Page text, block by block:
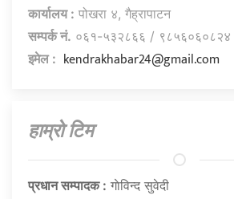
कार्यालय : पोखरा ४, गैह्रापाटन
सम्पर्क नं. ०६१-५३२८६६ / ९८५६०६०८२४
इमेल : kendrakhabar24@gmail.com
हाम्राे टिम
प्रधान सम्पादक : गाेविन्द सुवेदी